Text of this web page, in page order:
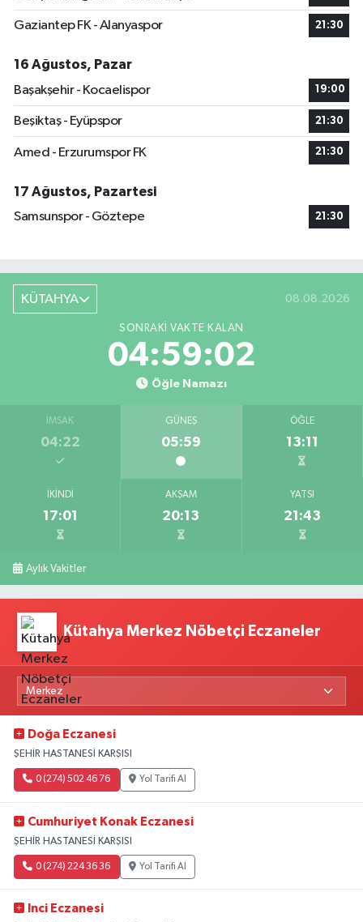
Gaziantep FK - Alanyaspor 21:30
16 Ağustos, Pazar
Başakşehir - Kocaelispor
19:00
Beşiktaş - Eyüpspor 21:30
Amed - Erzurumspor FK 21:30
17 Ağustos, Pazartesi
Samsunspor - Göztepe
21:30
KÜTAHYA 08.08.2026
SONRAKI VAKTE KALAN
04:59:01
Öğle Namazı
İMSAK
04:22
GÜNEŞ
05:59
ÖĞLE
13:11
İKINDI
17:01
AKŞAM
20:13
YATSI
21:43
Aylık Vakitler
Kütahya Merkez Nöbetçi Eczaneler
Doğa Eczanesi
ŞEHİR HASTANESİ KARŞISI
0 (274) 502 46 76 Yol Tarifi Al
Cumhuriyet Konak Eczanesi
ŞEHİR HASTANESİ KARŞISI
0 (274) 224 36 36 Yol Tarifi Al
Inci Eczanesi